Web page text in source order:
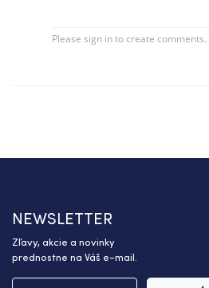
NEWSLETTER
Zľavy, akcie a novinky
prednostne na Váš e-mail.